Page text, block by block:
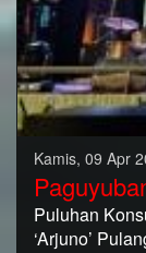
Kamis, 09 Apr
Puluhan
‘Arjuno’